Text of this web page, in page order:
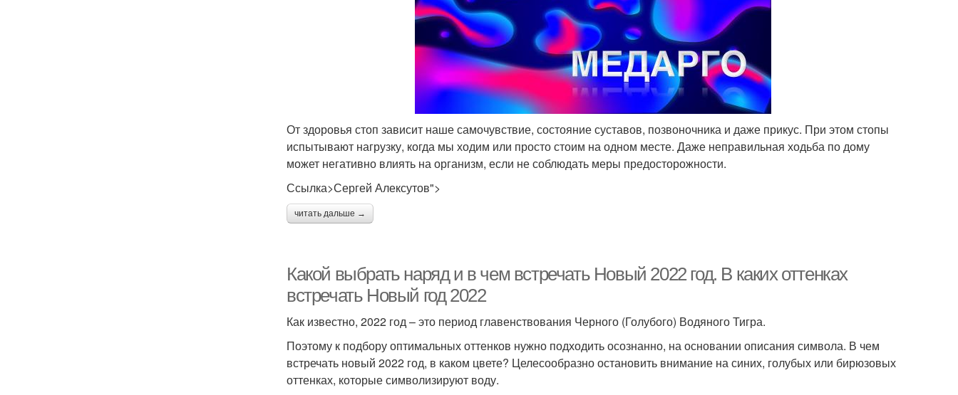
От здоровья стоп зависит наше самочувствие, состояние суставов, позвоночника и даже прикус. При этом стопы
испытывают нагрузку, когда мы ходим или просто стоим на одном месте. Даже неправильная ходьба по дому
может негативно влиять на организм, если не соблюдать меры предосторожности.
Ссылка>Сергей Алексутов">
читать дальше →
Какой выбрать наряд и в чем встречать Новый 2022 год. В каких оттенках
встречать Новый год 2022
Как известно, 2022 год – это период главенствования Черного (Голубого) Водяного Тигра.
Поэтому к подбору оптимальных оттенков нужно подходить осознанно, на основании описания символа. В чем
встречать новый 2022 год, в каком цвете? Целесообразно остановить внимание на синих, голубых или бирюзовых
оттенках, которые символизируют воду.